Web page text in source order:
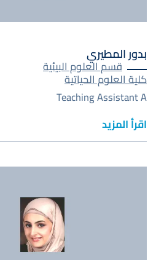
بدور المطيري
قسم العلوم البيئية
كلية العلوم الحياتية
Teaching Assistant A
اقرأ المزيد